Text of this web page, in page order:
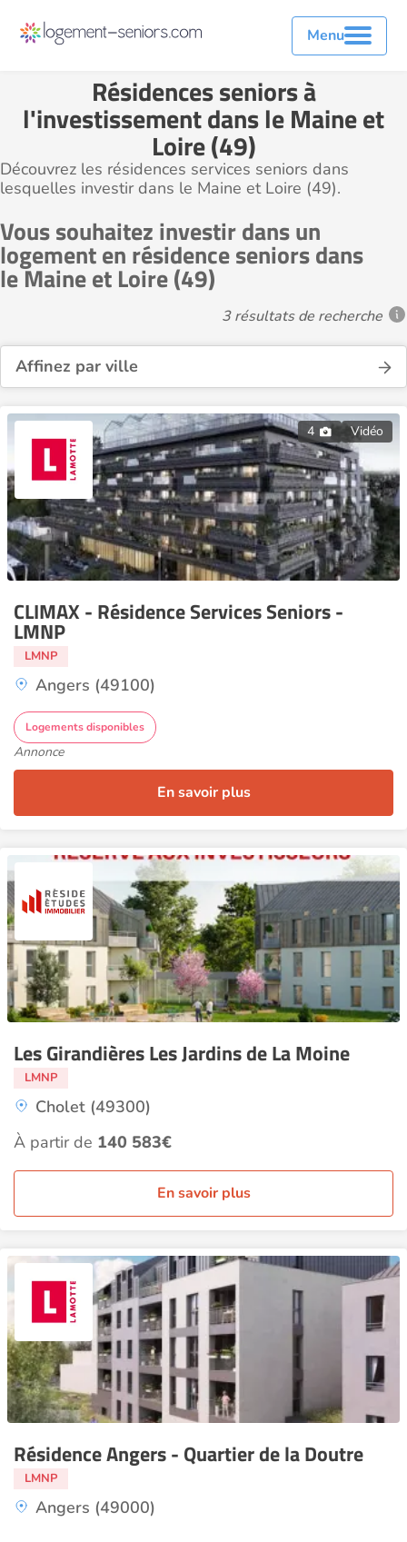
Menu
Résidences seniors à
l'investissement dans le Maine et
Loire (49)
Découvrez les résidences services seniors dans
lesquelles investir dans le Maine et Loire (49).
Vous souhaitez investir dans un
logement en résidence seniors dans
le Maine et Loire (49)
3 résultats de recherche
Affinez par ville
4 Vidéo
CLIMAX - Résidence Services Seniors -
LMNP
LMNP
Angers (49100)
Logements disponibles
Annonce
En savoir plus
Les Girandières Les Jardins de La Moine
LMNP
Cholet (49300)
À partir de 140 583€
En savoir plus
Résidence Angers - Quartier de la Doutre
LMNP
Angers (49000)